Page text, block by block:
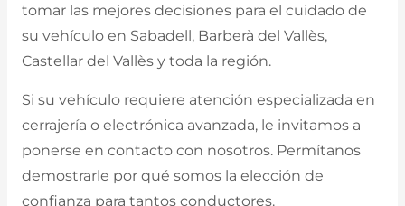
tomar las mejores decisiones para el cuidado de
su vehículo en Sabadell, Barberà del Vallès,
Castellar del Vallès y toda la región.
Si su vehículo requiere atención especializada en
cerrajería o electrónica avanzada, le invitamos a
ponerse en contacto con nosotros. Permítanos
demostrarle por qué somos la elección de
confianza para tantos conductores.